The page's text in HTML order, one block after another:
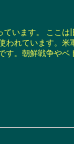
います。 ここは
われています。米
す。朝鮮戦争やベ